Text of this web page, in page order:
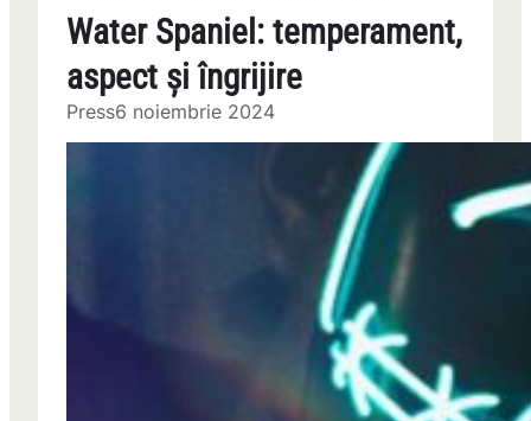
Water Spaniel: temperament,
aspect și îngrijire
Press6 noiembrie 2024